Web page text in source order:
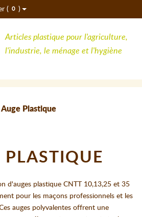
( 0 )
Articles plastique pour l'agriculture,
l'industrie, le ménage et l'hygiène
Auge Plastique
PLASTIQUE
d'auges plastique CNTT 10,13,25 et 35
pour les maçons professionnels et les
auges polyvalentes offrent une